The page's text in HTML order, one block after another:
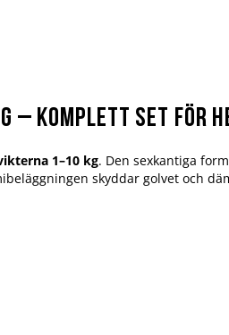
– komplett set för
1–10 kg. Den sexkantiga
skyddar golvet och